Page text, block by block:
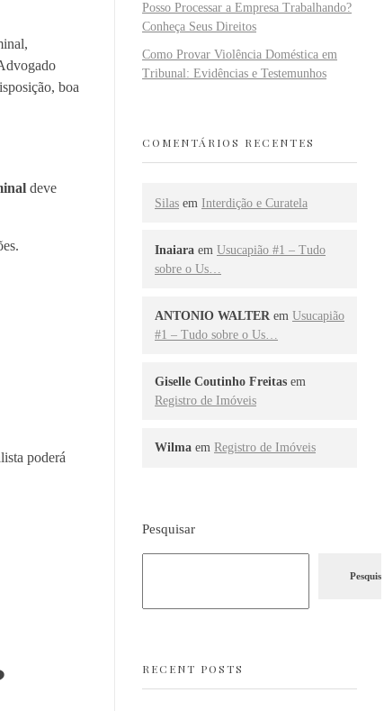
boa
deve
poderá
Posso Processar a Empresa Trabalhando?
Conheça Seus Direitos
Como Provar Violência Doméstica em
Tribunal: Evidências e Testemunhos
COMENTÁRIOS RECENTES
Silas em Interdição e Curatela
Inaiara em Usucapião #1 – Tudo
sobre o Us…
ANTONIO WALTER em Usucapião
#1 – Tudo sobre o Us…
Giselle Coutinho Freitas em
Registro de Imóveis
Wilma em Registro de Imóveis
Pesquisar
RECENT POSTS